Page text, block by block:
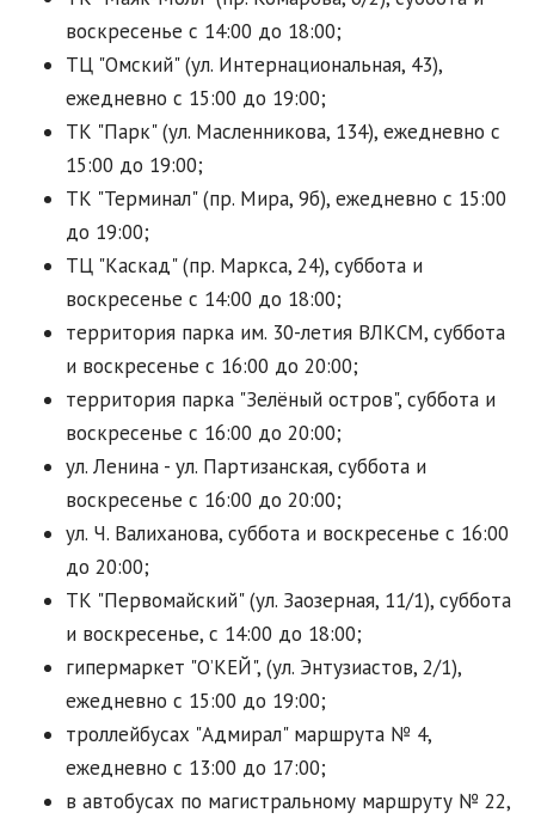
воскресенье с 14:00 до 18:00;
ТЦ "Омский" (ул. Интернациональная, 43),
ежедневно с 15:00 до 19:00;
ТК "Парк" (ул. Масленникова, 134), ежедневно с
15:00 до 19:00;
ТК "Терминал" (пр. Мира, 9б), ежедневно с 15:00
до 19:00;
ТЦ "Каскад" (пр. Маркса, 24), суббота и
воскресенье с 14:00 до 18:00;
территория парка им. 30-летия ВЛКСМ, суббота
и воскресенье с 16:00 до 20:00;
территория парка "Зелёный остров", суббота и
воскресенье с 16:00 до 20:00;
ул. Ленина - ул. Партизанская, суббота и
воскресенье с 16:00 до 20:00;
ул. Ч. Валиханова, суббота и воскресенье с 16:00
до 20:00;
ТК "Первомайский" (ул. Заозерная, 11/1), суббота
и воскресенье, с 14:00 до 18:00;
гипермаркет "О’КЕЙ", (ул. Энтузиастов, 2/1),
ежедневно с 15:00 до 19:00;
троллейбусах "Адмирал" маршрута № 4,
ежедневно с 13:00 до 17:00;
в автобусах по магистральному маршруту № 22,